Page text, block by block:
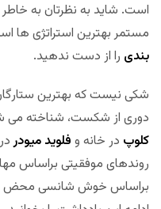
است. شاید به نظرتان به خاطر
مستمر بهترین استراتژی
بندی را از دست ندهید.
شکی نیست که بهترین
دوری از شکست، شناخته می
کلوپ در خانه و فلوید میودر
روندهای موفقیتی براساس
براساس خوش شانسی محض